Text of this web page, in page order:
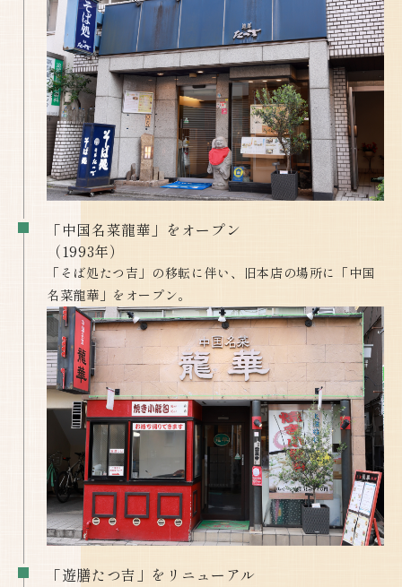
「中国名菜龍華」をオープン
​​​​​​​（1993年）
「そば処たつ吉」の移転に伴い、旧本店の場所に「中国
名菜龍華」をオープン。
「遊膳たつ吉」をリニューアル